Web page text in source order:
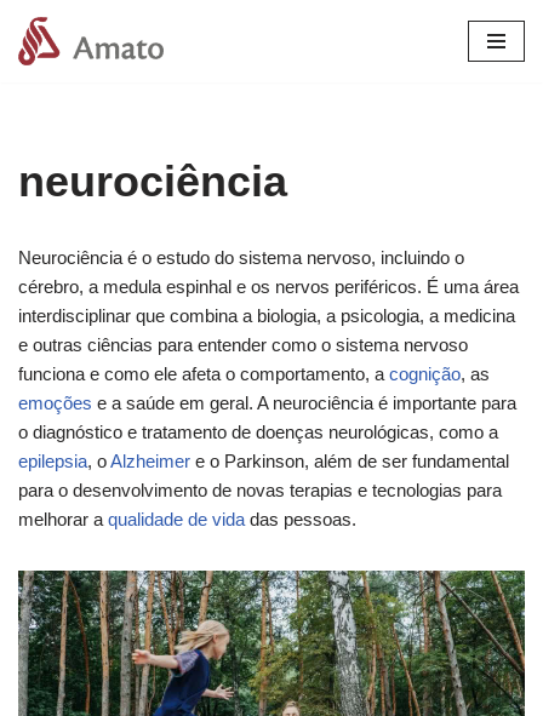
Pular
neurociência
Neurociência é o estudo do sistema nervoso, incluindo o
cérebro, a medula espinhal e os nervos periféricos. É uma área
interdisciplinar que combina a biologia, a psicologia, a medicina
e outras ciências para entender como o sistema nervoso
funciona e como ele afeta o comportamento, a cognição, as
emoções e a saúde em geral. A neurociência é importante para
o diagnóstico e tratamento de doenças neurológicas, como a
epilepsia, oAlzheimer e o Parkinson, além de ser fundamental
para o desenvolvimento de novas terapias e tecnologias para
melhorar a qualidade de vida das pessoas.